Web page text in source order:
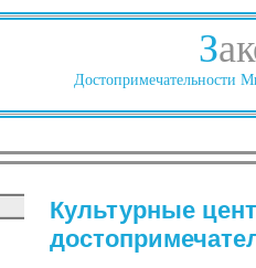
З
Достопримечательности
Культурные